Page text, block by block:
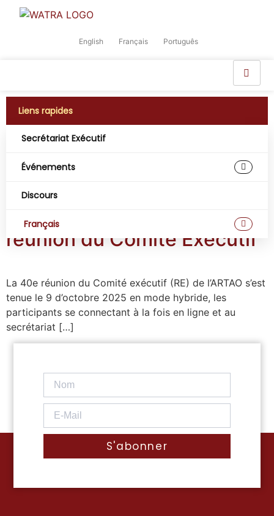
English Français Português
Liens rapides
Secrétariat Exécutif
Événements
Discours
Français
Jour :10 octobre
2025
L’ARTAO tient sa 40e
réunion du Comité Exécutif
La 40e réunion du Comité exécutif (RE) de l’ARTAO s’est
tenue le 9 d’octobre 2025 en mode hybride, les
participants se connectant à la fois en ligne et au
secrétariat […]
S'abonner